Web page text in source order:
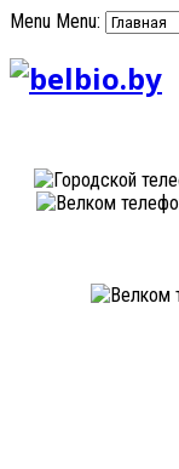
Menu Menu: